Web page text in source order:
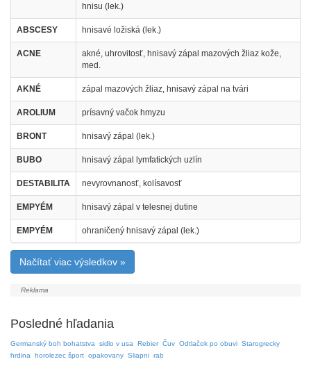
hnisu (lek.)
ABSCESY hnisavé ložiská (lek.)
ACNE
akné, uhrovitosť, hnisavý zápal mazových žliaz kože,
med.
AKNÉ zápal mazových žliaz, hnisavý zápal na tvári
AROLIUM prísavný vačok hmyzu
BRONT hnisavý zápal (lek.)
BUBO hnisavý zápal lymfatických uzlín
DESTABILITA nevyrovnanosť, kolísavosť
EMPYÉM hnisavý zápal v telesnej dutine
EMPYÉM ohraničený hnisavý zápal (lek.)
Načítať viac výsledkov »
Posledné hľadania
Germanský boh bohatstva sidlo v usa Rebier Čuv Odtlačok po obuvi Starogrecky
hrdina
horolezec šport opakovany Sliapni rab